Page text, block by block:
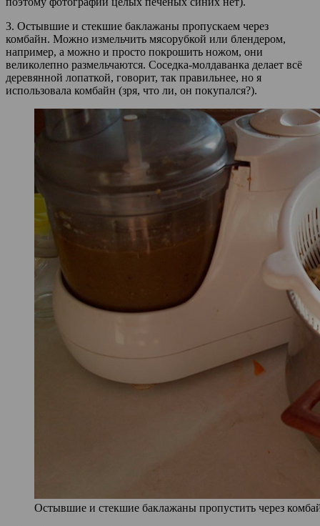
3. Остывшие и стекшие баклажаны пропускаем через
комбайн. Можно измельчить мясорубкой или блендером,
например, а можно и просто покрошить ножом, они
великолепно размельчаются. Соседка-молдаванка делает всё
деревянной лопаткой, говорит, так правильнее, но я
использовала комбайн (зря, что ли, он покупался?).
Остывшие и стекшие баклажаны пропустить через